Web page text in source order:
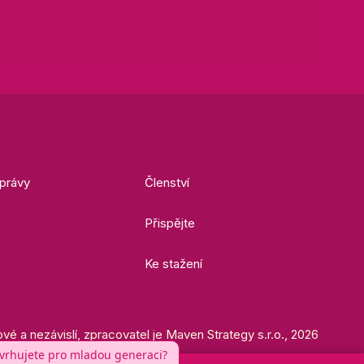
Členství
Přispějte
Ke stažení
a nezávislí, zpracovatel je Maven Strategy s.r.o., 2026